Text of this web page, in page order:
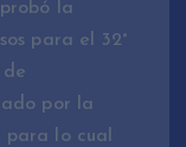
la
para el 32°
por la
lo cual